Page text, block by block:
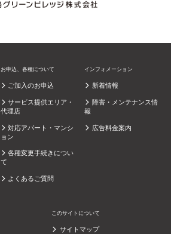
お申込、各種について
ご加入のお申込
サービス提供エリア・
代理店
対応アパート・マンシ
ョン
各種変更手続きについ
て
よくあるご質問
インフォメーション
新着情報
障害・メンテナンス情
報
広告料金案内
このサイトについて
サイトマップ